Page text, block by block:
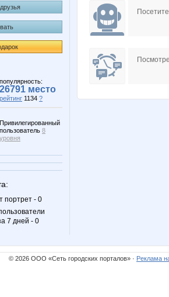
популярность:
26791 место
рейтинг 1134 ?
Привилегированный
пользователь 8
уровня
портрет - 0
7 дней - 0
© 2026 ООО «Сеть городских порталов» · Реклама